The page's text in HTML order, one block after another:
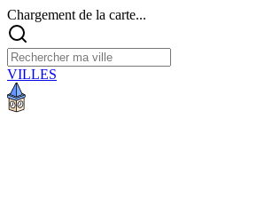
Chargement de la carte...
VILLES